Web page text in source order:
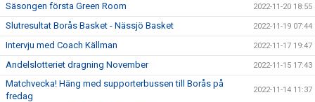
Säsongen första Green Room 2022-11-20 18:55
Slutresultat Borås Basket - Nässjö Basket 2022-11-19 07:44
Intervju med Coach Källman 2022-11-17 19:47
Andelslotteriet dragning November 2022-11-15 17:43
Matchvecka! Häng med supporterbussen till Borås på
fredag
2022-11-14 11:37